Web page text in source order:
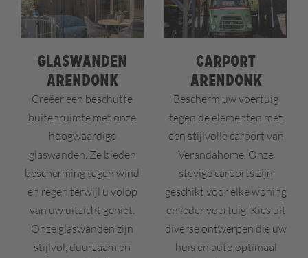
Glaswanden
Arendonk
Creëer een beschutte
buitenruimte met onze
hoogwaardige
glaswanden. Ze bieden
bescherming tegen wind
en regen terwijl u volop
van uw uitzicht geniet.
Onze glaswanden zijn
stijlvol, duurzaam en
Carport
Arendonk
Bescherm uw voertuig
tegen de elementen met
een stijlvolle carport van
Verandahome. Onze
stevige carports zijn
geschikt voor elke woning
en ieder voertuig. Kies uit
diverse ontwerpen die uw
huis en auto optimaal